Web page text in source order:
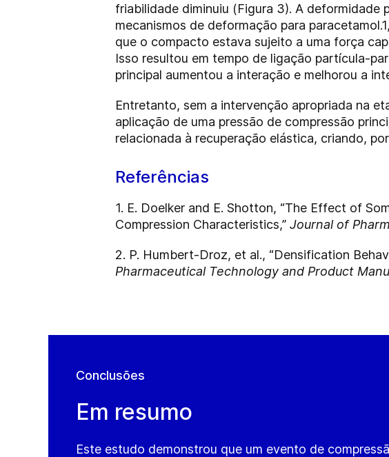
friabilidade diminuiu (Figura 3). A
mecanismos de deformação para
que o compacto estava sujeito a uma força
Isso resultou em tempo de ligação partícula-
principal aumentou a interação e melhorou a
Entretanto, sem a intervenção apropriada na
aplicação de uma pressão de compressão
relacionada à recuperação elástica, criando,
Referências
1. E. Doelker and E. Shotton, “The Effect of
Compression Characteristics,” Journal of
2. P. Humbert-Droz, et al., “Densification
Pharmaceutical Technology and Product
Conclusões
Em resumo
Este estudo demonstrou que um evento de